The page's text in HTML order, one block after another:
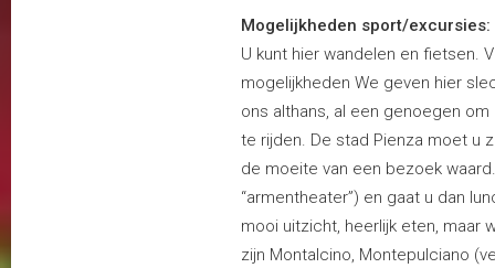
Mogelijkheden sport/excursies:
U kunt hier wandelen en fietsen.
mogelijkheden We geven hier
ons althans, al een genoegen
te rijden. De stad Pienza moet u
de moeite van een bezoek
“armentheater”) en gaat u dan
mooi uitzicht, heerlijk eten, maar
zijn Montalcino, Montepulciano